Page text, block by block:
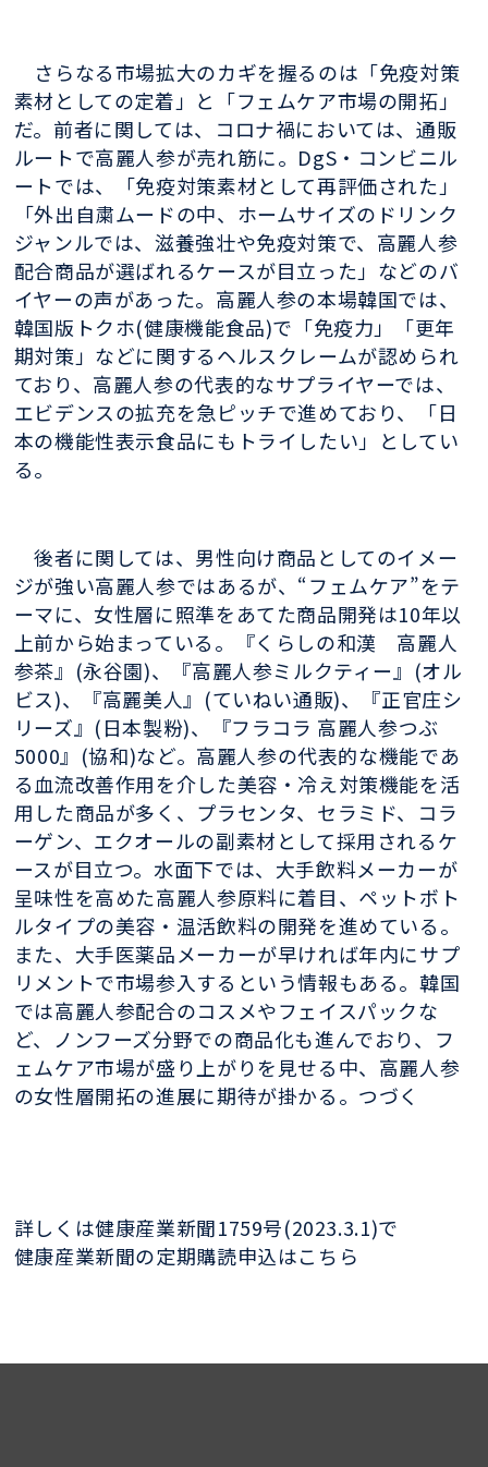
さらなる市場拡大のカギを握るのは「免疫対策
素材としての定着」と「フェムケア市場の開拓」
だ。前者に関しては、コロナ禍においては、通販
ルートで高麗人参が売れ筋に。DgS・コンビニル
ートでは、「免疫対策素材として再評価された」
「外出自粛ムードの中、ホームサイズのドリンク
ジャンルでは、滋養強壮や免疫対策で、高麗人参
配合商品が選ばれるケースが目立った」などのバ
イヤーの声があった。高麗人参の本場韓国では、
韓国版トクホ(健康機能食品)で「免疫力」「更年
期対策」などに関するヘルスクレームが認められ
ており、高麗人参の代表的なサプライヤーでは、
エビデンスの拡充を急ピッチで進めており、「日
本の機能性表示食品にもトライしたい」としてい
る。
後者に関しては、男性向け商品としてのイメー
ジが強い高麗人参ではあるが、“フェムケア”をテ
ーマに、女性層に照準をあてた商品開発は10年以
上前から始まっている。『くらしの和漢 高麗人
参茶』(永谷園)、『高麗人参ミルクティー』(オル
ビス)、『高麗美人』(ていねい通販)、『正官庄シ
リーズ』(日本製粉)、『フラコラ 高麗人参つぶ
5000』(協和)など。高麗人参の代表的な機能であ
る血流改善作用を介した美容・冷え対策機能を活
用した商品が多く、プラセンタ、セラミド、コラ
ーゲン、エクオールの副素材として採用されるケ
ースが目立つ。水面下では、大手飲料メーカーが
呈味性を高めた高麗人参原料に着目、ペットボト
ルタイプの美容・温活飲料の開発を進めている。
また、大手医薬品メーカーが早ければ年内にサプ
リメントで市場参入するという情報もある。韓国
では高麗人参配合のコスメやフェイスパックな
ど、ノンフーズ分野での商品化も進んでおり、フ
ェムケア市場が盛り上がりを見せる中、高麗人参
の女性層開拓の進展に期待が掛かる。つづく
詳しくは健康産業新聞1759号(2023.3.1)で
健康産業新聞の定期購読申込はこちら